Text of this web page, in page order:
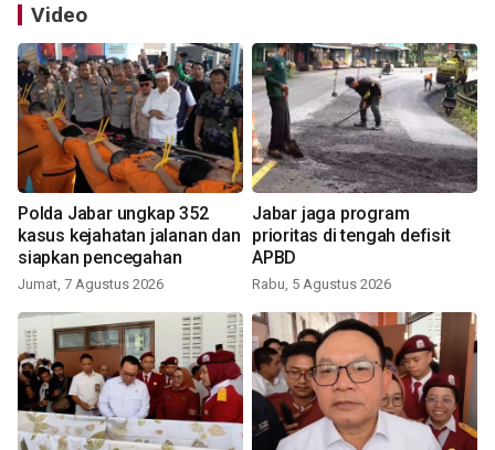
Video
Polda Jabar ungkap 352
kasus kejahatan jalanan dan
siapkan pencegahan
Jumat, 7 Agustus 2026
Jabar jaga program
prioritas di tengah defisit
APBD
Rabu, 5 Agustus 2026